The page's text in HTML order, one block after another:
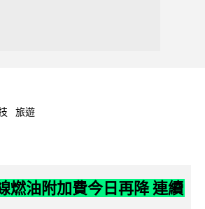
旅遊
燃油附加費今日再降 連續